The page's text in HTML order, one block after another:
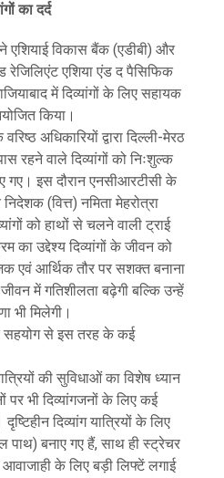
का दर्द
एशियाई विकास बैंक (एडीबी) और
रेजिलिएंट एशिया एंड द पैसिफिक
में दिव्यांगों के लिए सहायक
किया।
अधिकारियों द्वारा दिल्ली-मेरठ
रहने वाले दिव्यांगों को निःशुल्क
गए। इस दौरान एनसीआरटीसी के
(वित्त) नमिता मेहरोत्रा
को हाथों से चलने वाली ट्राई
का उद्देश्य दिव्यांगों के जीवन को
एवं आर्थिक तौर पर सशक्त बनाना
में गतिशीलता बढ़ेगी बल्कि उन्हें
भी मिलेगी।
के सहयोग से इस तरह के कई
की सुविधाओं का विशेष ध्यान
भी दिव्यांगजनों के लिए कई
दिव्यांग यात्रियों के लिए
पाथ) बनाए गए हैं, साथ ही स्ट्रेचर
के लिए बड़ी लिफ्टें लगाई